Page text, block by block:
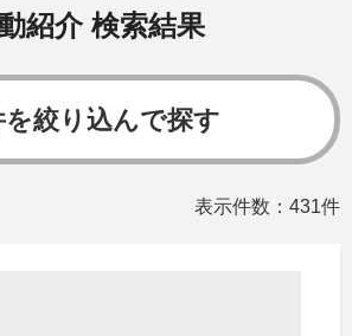
紹介 検索結果
を絞り込んで探す
表示件数：431件